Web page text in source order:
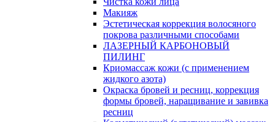
Макияж
Эстетическая коррекция волосяного
покрова различными способами
ЛАЗЕРНЫЙ КАРБОНОВЫЙ
ПИЛИНГ
Криомассаж кожи (с применением
жидкого азота)
Окраска бровей и ресниц, коррекция
формы бровей, наращивание и завивка
ресниц